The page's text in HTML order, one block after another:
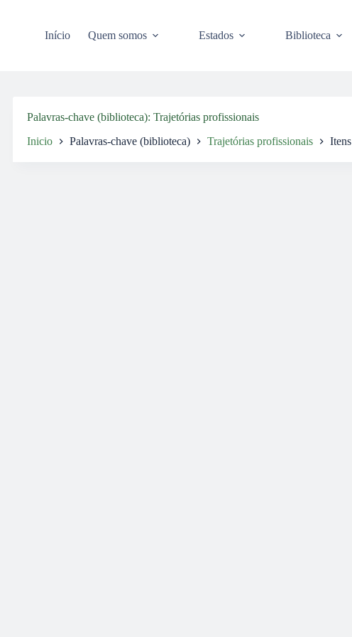
Início Quem somos Estados Biblioteca
Palavras-chave (biblioteca) Trajetórias profissionais
Inicio Palavras-chave (biblioteca) Trajetórias profissionais Itens